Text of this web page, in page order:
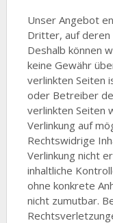
Unser Angebot
Dritter, auf deren
Deshalb können
keine Gewähr
verlinkten Seiten
oder Betreiber
verlinkten Seiten
Verlinkung auf
Rechtswidrige
Verlinkung nicht
inhaltliche
ohne konkrete
nicht zumutbar.